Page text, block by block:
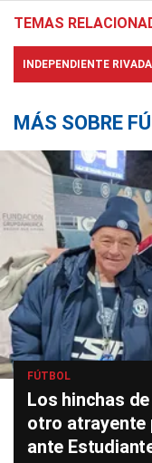
TEMAS
INDEPENDIENTE
MÁS SOBRE
FÚTBOL
Los hinchas
otro atrayente
ante